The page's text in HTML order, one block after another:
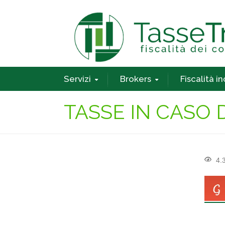
Servizi Brokers Fiscalità
TASSE IN CASO